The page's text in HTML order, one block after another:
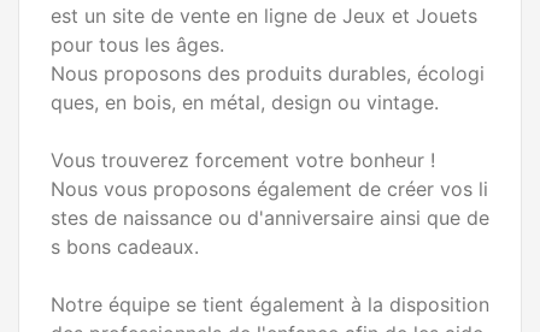
est un site de vente en ligne de Jeux et Jouets
pour tous les âges.
Nous proposons des produits durables, écologi
ques, en bois, en métal, design ou vintage.
Vous trouverez forcement votre bonheur !
Nous vous proposons également de créer vos li
stes de naissance ou d'anniversaire ainsi que de
s bons cadeaux.
Notre équipe se tient également à la disposition